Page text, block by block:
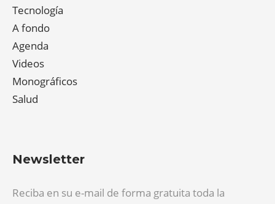
Tecnología
A fondo
Agenda
Videos
Monográficos
Salud
Newsletter
Reciba en su e-mail de forma gratuita toda la